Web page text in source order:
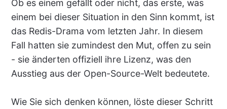
Ob es einem gefällt oder nicht, das erste, was
einem bei dieser Situation in den Sinn kommt, ist
das Redis-Drama vom letzten Jahr. In diesem
Fall hatten sie zumindest den Mut, offen zu sein
- sie änderten offiziell ihre Lizenz, was den
Ausstieg aus der Open-Source-Welt bedeutete.
Wie Sie sich denken können, löste dieser Schritt